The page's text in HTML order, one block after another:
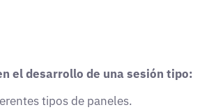
el desarrollo de una sesión tipo:
tipos de paneles.